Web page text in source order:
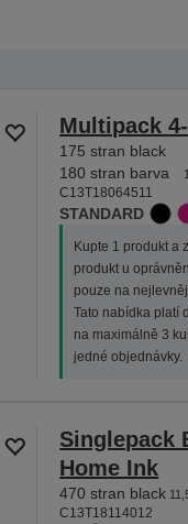
Multipack
175 stran black
180 stran barva
C13T18064511
STANDARD
Kupte 1 produkt a
produkt u
pouze na
Tato nabídka platí
na maximálně 3
jedné objednávky.
Singlepack
Home Ink
470 stran black
C13T18114012